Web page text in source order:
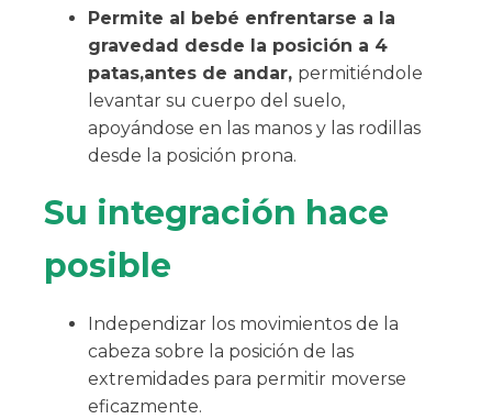
Permite al bebé enfrentarse a la
gravedad desde la posición a 4
patas,antes de andar, permitiéndole
levantar su cuerpo del suelo,
apoyándose en las manos y las rodillas
desde la posición prona.
Su integración hace
posible
Independizar los movimientos de la
cabeza sobre la posición de las
extremidades para permitir moverse
eficazmente.